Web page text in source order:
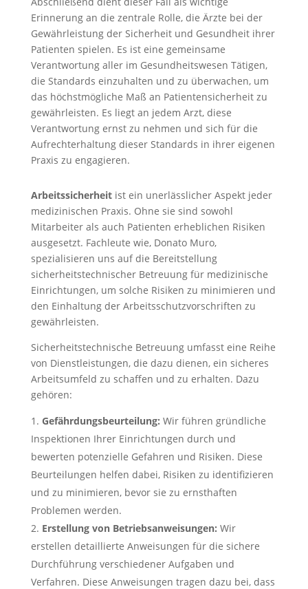
Erinnerung an die zentrale Rolle, die Ärzte bei der
Gewährleistung der Sicherheit und Gesundheit ihrer
Patienten spielen. Es ist eine gemeinsame
Verantwortung aller im Gesundheitswesen Tätigen,
die Standards einzuhalten und zu überwachen, um
das höchstmögliche Maß an Patientensicherheit zu
gewährleisten. Es liegt an jedem Arzt, diese
Verantwortung ernst zu nehmen und sich für die
Aufrechterhaltung dieser Standards in ihrer eigenen
Praxis zu engagieren.
Arbeitssicherheit ist ein unerlässlicher Aspekt jeder
medizinischen Praxis. Ohne sie sind sowohl
Mitarbeiter als auch Patienten erheblichen Risiken
ausgesetzt. Fachleute wie, Donato Muro,
spezialisieren uns auf die Bereitstellung
sicherheitstechnischer Betreuung für medizinische
Einrichtungen, um solche Risiken zu minimieren und
den Einhaltung der Arbeitsschutzvorschriften zu
gewährleisten.
Sicherheitstechnische Betreuung umfasst eine Reihe
von Dienstleistungen, die dazu dienen, ein sicheres
Arbeitsumfeld zu schaffen und zu erhalten. Dazu
gehören:
Gefährdungsbeurteilung: Wir führen gründliche
Inspektionen Ihrer Einrichtungen durch und
bewerten potenzielle Gefahren und Risiken. Diese
Beurteilungen helfen dabei, Risiken zu identifizieren
und zu minimieren, bevor sie zu ernsthaften
Problemen werden.
Erstellung von Betriebsanweisungen: Wir
erstellen detaillierte Anweisungen für die sichere
Durchführung verschiedener Aufgaben und
Verfahren. Diese Anweisungen tragen dazu bei, dass